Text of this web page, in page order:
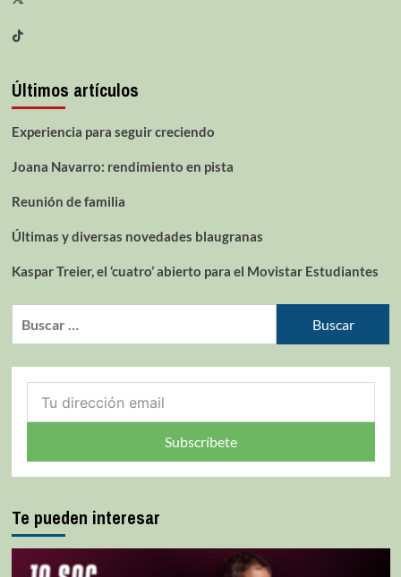
Últimos artículos
Experiencia para seguir creciendo
Joana Navarro: rendimiento en pista
Reunión de familia
Últimas y diversas novedades blaugranas
Kaspar Treier, el ‘cuatro’ abierto para el Movistar Estudiantes
Subscríbete
Te pueden interesar